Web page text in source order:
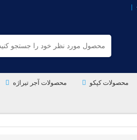
محصولات کپکو محصولات آجر تیراژه